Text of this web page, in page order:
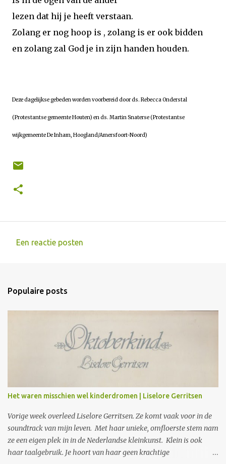
lezen dat hij je heeft verstaan.
Zolang er nog hoop is , zolang is er ook bidden
en zolang zal God je in zijn handen houden.
Deze dagelijkse gebeden worden voorbereid door ds. Rebecca Onderstal
(Protestantse gemeente Houten) en ds. Martin Snaterse (Protestantse
wijkgemeente De Inham, Hoogland/Amersfoort-Noord)
c
t
Een reactie posten
Populaire posts
Het waren misschien wel kinderdromen | Liselore Gerritsen
Vorige week overleed Liselore Gerritsen. Ze komt vaak voor in de
soundtrack van mijn leven. Met haar unieke, omfloerste stem nam
ze een eigen plek in in de Nederlandse kleinkunst. Klein is ook
haar taalgebruik. Je hoort van haar geen krachtige